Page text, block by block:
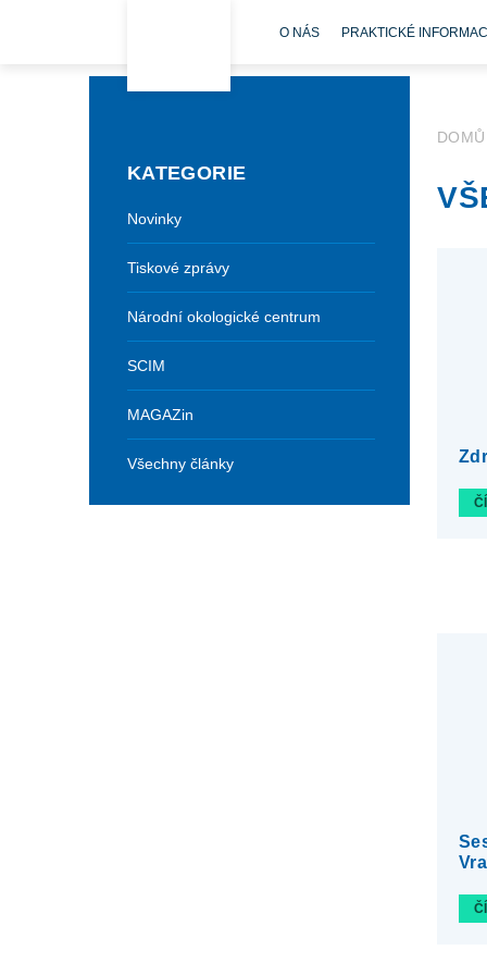
O NÁS PRAKTICKÉ
KATEGORIE
Novinky
Tiskové zprávy
Národní okologické centrum
SCIM
MAGAZin
Všechny články
DOMŮ